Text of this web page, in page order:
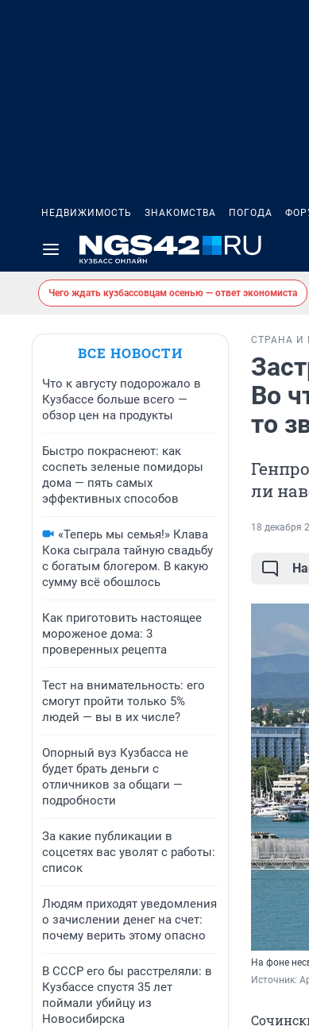
НЕДВИЖИМОСТЬ ЗНАКОМСТВА ПОГОДА
Чего ждать кузбассовцам осенью — ответ экономиста
ВСЕ НОВОСТИ
Что к августу подорожало в
Кузбассе больше всего —
обзор цен на продукты
Быстро покраснеют: как
соспеть зеленые помидоры
дома — пять самых
эффективных способов
«Теперь мы семья!» Клава
Кока сыграла тайную свадьбу
с богатым блогером. В какую
сумму всё обошлось
Как приготовить настоящее
мороженое дома: 3
проверенных рецепта
Тест на внимательность: его
смогут пройти только 5%
людей — вы в их числе?
Опорный вуз Кузбасса не
будет брать деньги с
отличников за общаги —
подробности
За какие публикации в
соцсетях вас уволят с работы:
список
Людям приходят уведомления
о зачислении денег на счет:
почему верить этому опасно
В СССР его бы расстреляли: в
Кузбассе спустя 35 лет
поймали убийцу из
Новосибирска
СТРАНА И
Во
то
ли
18 декабря
На фоне
Источник: